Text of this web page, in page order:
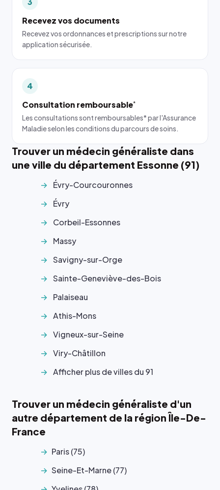
Recevez vos documents
Recevez vos ordonnances et prescriptions sur notre
application sécurisée.
4
Consultation remboursable*
Les consultations sont remboursables* par l'Assurance
Maladie selon les conditions du parcours de soins.
Trouver un médecin généraliste dans
une ville du département Essonne (91)
Évry-Courcouronnes
Évry
Corbeil-Essonnes
Massy
Savigny-sur-Orge
Sainte-Geneviève-des-Bois
Palaiseau
Athis-Mons
Vigneux-sur-Seine
Viry-Châtillon
Afficher plus de villes du 91
Trouver un médecin généraliste d'un
autre département de la région Île-De-
France
Paris (75)
Seine-Et-Marne (77)